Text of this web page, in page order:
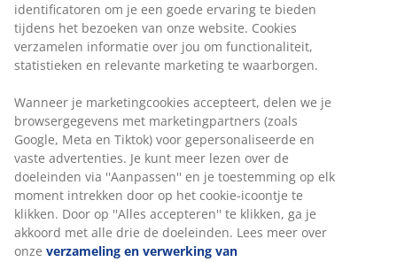
Artikelnummer: 4912944
Label(s)
Specificaties
Beoordelingen
(0)
identificatoren om je een goede ervaring te bieden
tijdens het bezoeken van onze website. Cookies
verzamelen informatie over jou om functionaliteit,
statistieken en relevante marketing te waarborgen.
Wanneer je marketingcookies accepteert, delen we je
browsergegevens met marketingpartners (zoals
Google, Meta en Tiktok) voor gepersonaliseerde en
vaste advertenties. Je kunt meer lezen over de
doeleinden via ''Aanpassen'' en je toestemming op elk
moment intrekken door op het cookie-icoontje te
klikken. Door op ''Alles accepteren'' te klikken, ga je
akkoord met alle drie de doeleinden. Lees meer over
onze verzameling en verwerking van